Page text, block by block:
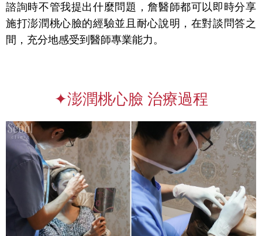
諮詢時不管我提出什麼問題，詹醫師都可以即時分享
施打澎潤桃心臉的經驗並且 耐心說明，在對談問答之
間，充分地感受到醫師專業能力。
✦澎潤桃心臉 治療過程